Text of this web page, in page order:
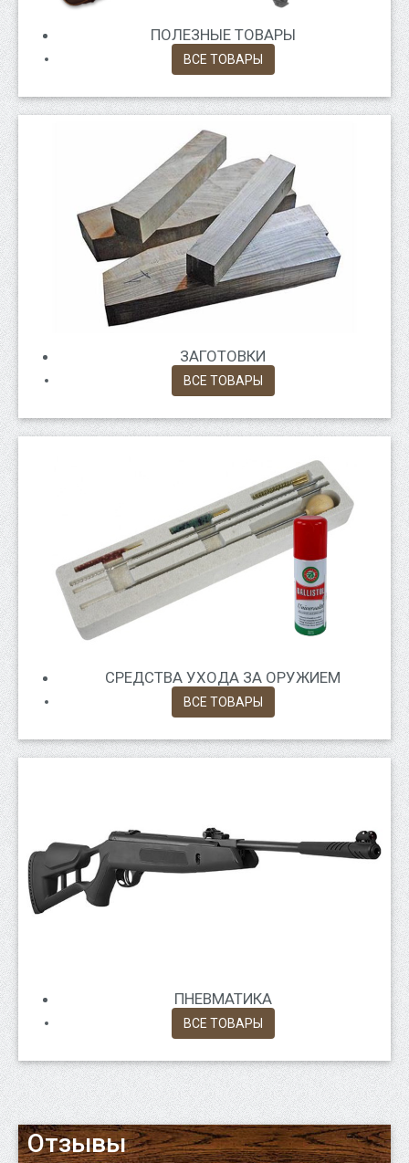
ПОЛЕЗНЫЕ ТОВАРЫ
ВСЕ ТОВАРЫ
ЗАГОТОВКИ
ВСЕ ТОВАРЫ
СРЕДСТВА УХОДА ЗА ОРУЖИЕМ
ВСЕ ТОВАРЫ
ПНЕВМАТИКА
ВСЕ ТОВАРЫ
Отзывы